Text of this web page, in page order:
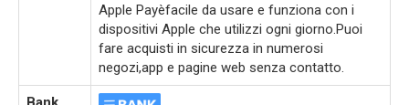
Apple Payèfacile da usare e funziona con i
dispositivi Apple che utilizzi ogni giorno.Puoi
fare acquisti in sicurezza in numerosi
negozi,app e pagine web senza contatto.